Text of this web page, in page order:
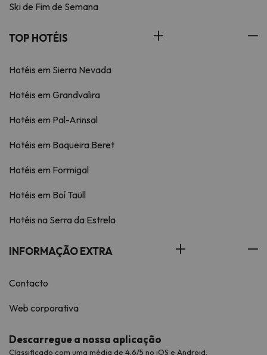
Ski de Fim de Semana
TOP HOTÉIS
Hotéis em Sierra Nevada
Hotéis em Grandvalira
Hotéis em Pal-Arinsal
Hotéis em Baqueira Beret
Hotéis em Formigal
Hotéis em Boí Taüll
Hotéis na Serra da Estrela
INFORMAÇÃO EXTRA
Contacto
Web corporativa
Descarregue a nossa aplicação
Classificado com uma média de 4,6/5 no iOS e Android.